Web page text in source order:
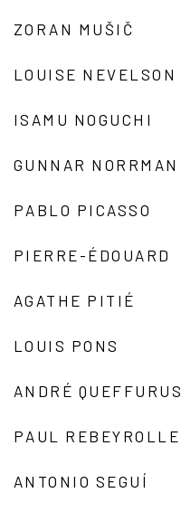
ZORAN MUŠIČ
LOUISE NEVELSON
ISAMU NOGUCHI
GUNNAR NORRMAN
PABLO PICASSO
PIERRE-ÉDOUARD
AGATHE PITIÉ
LOUIS PONS
ANDRÉ QUEFFURUS
PAUL REBEYROLLE
ANTONIO SEGUÍ